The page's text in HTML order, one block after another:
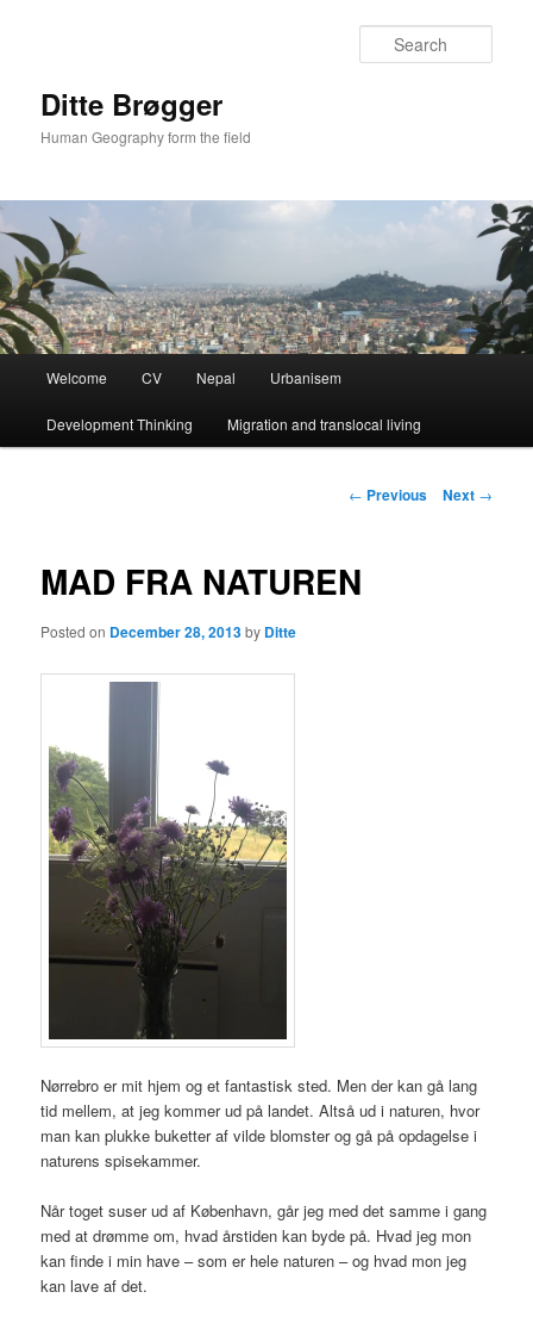
Ditte Brøgger
Human Geography form the field
Skip
to
Welcome CV Nepal Urbanisem
Development Thinking Migration and translocal living
Post
← Previous Next →
MAD FRA NATUREN
Posted on December 28, 2013by Ditte
Nørrebro er mit hjem og et fantastisk sted. Men der kan gå lang
tid mellem, at jeg kommer ud på landet. Altså ud i naturen, hvor
man kan plukke buketter af vilde blomster og gå på opdagelse i
naturens spisekammer.
Når toget suser ud af København, går jeg med det samme i gang
med at drømme om, hvad årstiden kan byde på. Hvad jeg mon
kan finde i min have – som er hele naturen – og hvad mon jeg
kan lave af det.